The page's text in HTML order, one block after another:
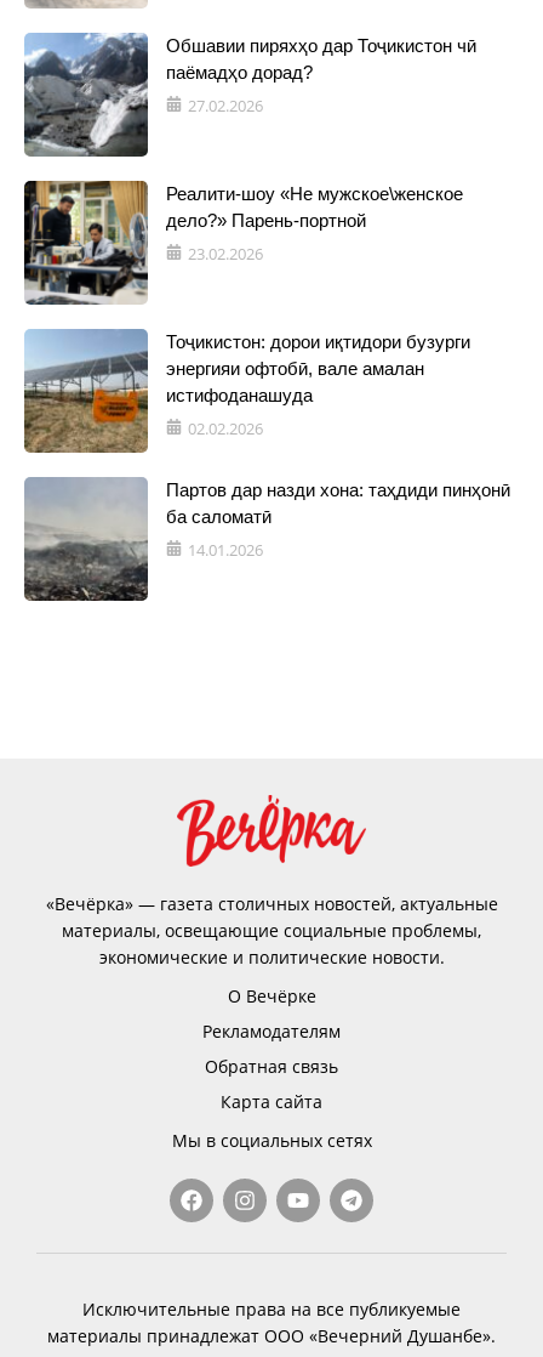
Обшавии пиряхҳо дар Тоҷикистон чӣ
паёмадҳо дорад?
27.02.2026
Реалити-шоу «Не мужское\женское
дело?» Парень-портной
23.02.2026
Тоҷикистон: дорои иқтидори бузурги
энергияи офтобӣ, вале амалан
истифоданашуда
02.02.2026
Партов дар назди хона: таҳдиди пинҳонӣ
ба саломатӣ
14.01.2026
«Вечёрка» — газета столичных новостей, актуальные
материалы, освещающие социальные проблемы,
экономические и политические новости.
О Вечёрке
Рекламодателям
Обратная связь
Карта сайта
Мы в социальных сетях
Исключительные права на все публикуемые
материалы принадлежат ООО «Вечерний Душанбе».